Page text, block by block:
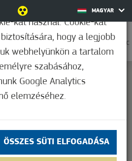
MAGYAR
0
37,2°C
Google Maps correctly.
OK
kat használ. Cookie-kat
hogy a legjobb
webhelyünkön a tartalom
szabásához,
Google Analytics
elemzéséhez.
ÖSSZES SÜTI ELFOGADÁSA